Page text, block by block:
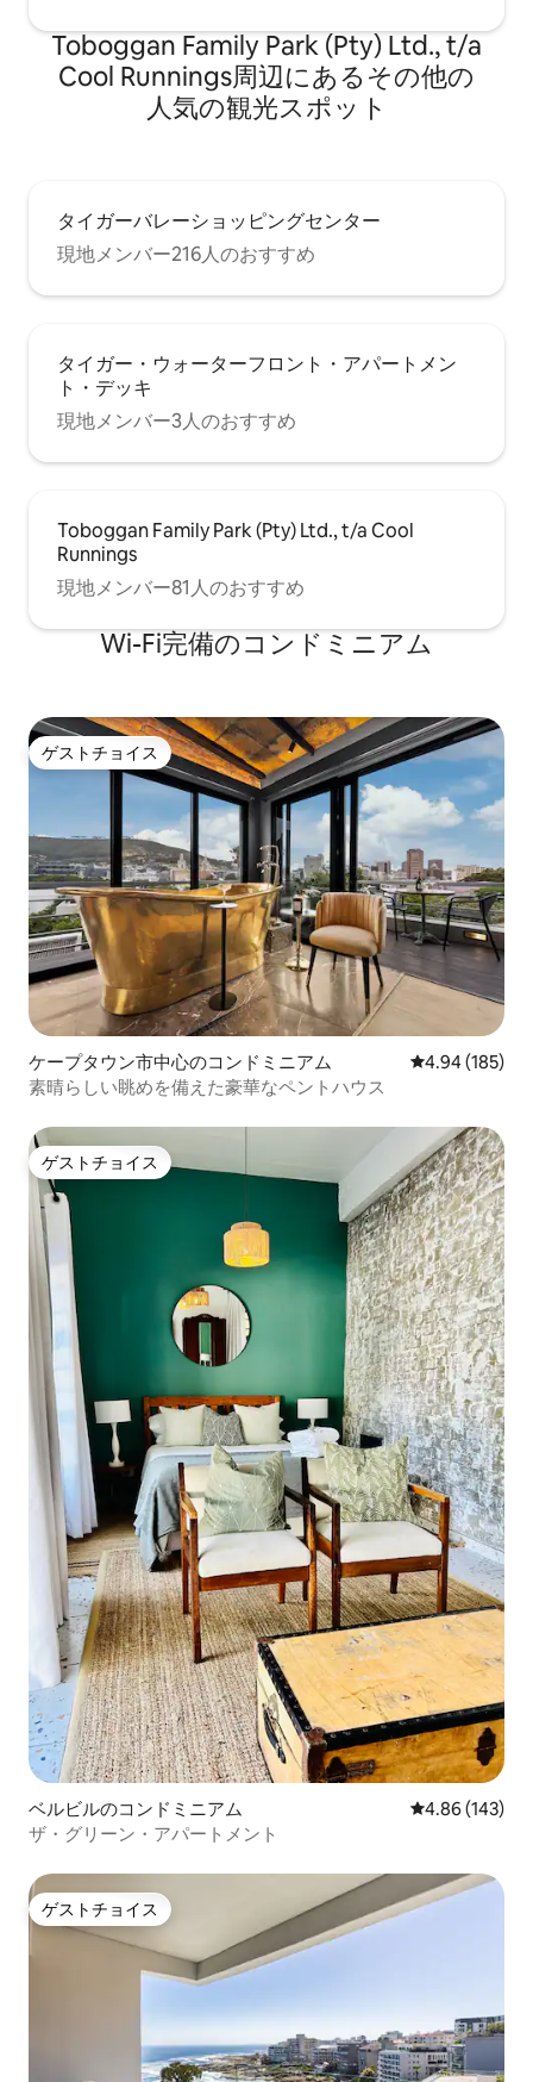
ズ、または私たちの家族の他のメンバー
がお迎えし、快適にお過ごしいただける
ようにお手伝いします。 ご不明な点がご
ざいましたら、いつでもお問い合わせく
なランドマークであるキャンプスベイに
価のレストランでお楽しみください。 リ
ラックスして日光浴をしたい場合は、キ
ャンプベイエリア内を歩くのが簡単で
す。 ケープタウンの他の美しいスポット
す。 これも非常に簡単で、空港で、また
はヴィラに着いてからでも構いません。
ケープタウンにはMycitiバスと呼ばれる信
頼できるバスシステムもあります。 Wi-Fi
バスタオル ビーチタオル ヘアドライヤー
（すべて込み） ご到着時に20,000.00ラ
MasterカードまたはVisaクレジットカー
ドが必要です。 デビットカードはご利用
いただけません。 このヴィラは宿泊専用
であり、イベント会場は許可されていま
せんのでご注意ください。 1年の特定の時
期には最低宿泊日数が設定されていま
Toboggan Family Park (Pty) Ltd., t/a
Cool Runnings⁠周⁠辺⁠に⁠あ⁠るそ⁠の⁠他⁠の
人⁠気⁠の観⁠光⁠ス⁠ポ⁠ッ⁠ト
タイガーバレーショッピングセンター
現地メンバー216人のおすすめ
タイガー・ウォーターフロント・アパートメン
ト・デッキ
現地メンバー3人のおすすめ
Toboggan Family Park (Pty) Ltd., t/a Cool
Runnings
現地メンバー81人のおすすめ
Wi-Fi完備のコンドミニアム
ゲストチョイス
ゲストチョイス
ケープタウン市中心のコンドミニアム レビュー185
4.94 (185)
素晴らしい眺めを備えた豪華なペントハウス
ゲストチョイス
ゲストチョイス
ベルビルのコンドミニアム レビュー143
4.86 (143)
ザ・グリーン・アパートメント
ゲストチョイス
ゲストチョイス